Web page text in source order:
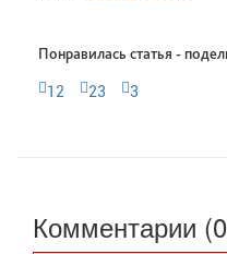
Понравилась статья -
12 23 3
Комментарии